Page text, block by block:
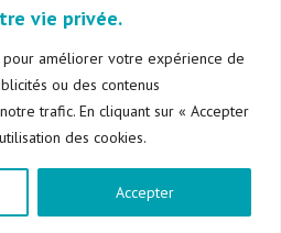
vie privée.
pour améliorer votre expérience de
ou des contenus
trafic. En cliquant sur « Accepter
des cookies.
Accepter
Tous droits réservés. Site parTattoo Communication